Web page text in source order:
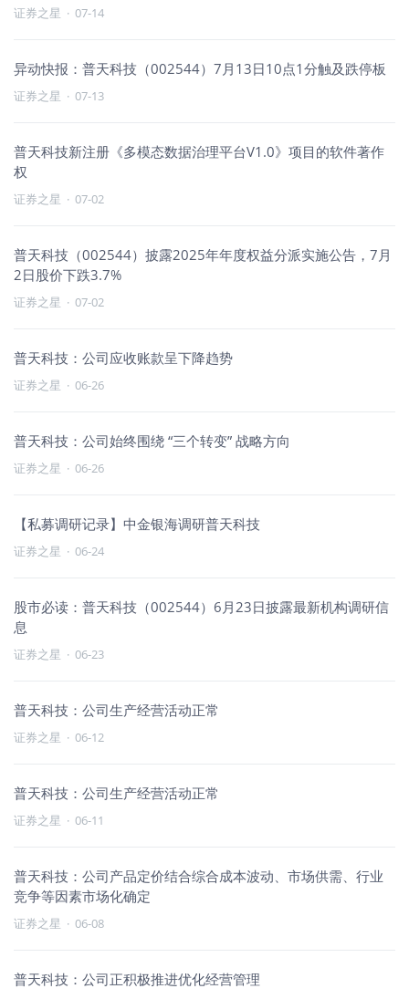
证券之星 · 07-14
异动快报：普天科技（002544）7月13日10点1分触及跌停板
证券之星 · 07-13
普天科技新注册《多模态数据治理平台V1.0》项目的软件著作
权
证券之星 · 07-02
普天科技（002544）披露2025年年度权益分派实施公告，7月
2日股价下跌3.7%
证券之星 · 07-02
普天科技：公司应收账款呈下降趋势
证券之星 · 06-26
普天科技：公司始终围绕 “三个转变” 战略方向
证券之星 · 06-26
【私募调研记录】中金银海调研普天科技
证券之星 · 06-24
股市必读：普天科技（002544）6月23日披露最新机构调研信
息
证券之星 · 06-23
普天科技：公司生产经营活动正常
证券之星 · 06-12
普天科技：公司生产经营活动正常
证券之星 · 06-11
普天科技：公司产品定价结合综合成本波动、市场供需、行业
竞争等因素市场化确定
证券之星 · 06-08
普天科技：公司正积极推进优化经营管理